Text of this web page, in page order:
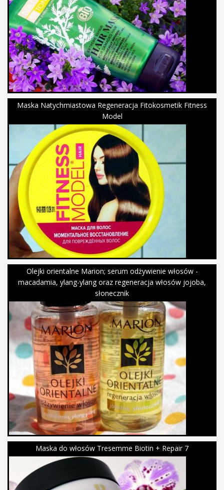
Maska Natychmiastowa Regeneracja Fitokosmetik Fitness
Model
Olejki orientalne Marion; serum odżywienie włosów -
macadamia, ylang-ylang oraz regeneracja włosów jojoba,
słonecznik
Maska do włosów Tresemme Biotin + Repair 7